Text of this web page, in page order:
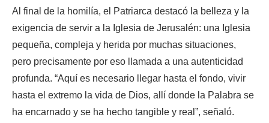
Al final de la homilía, el Patriarca destacó la belleza y la
exigencia de servir a la Iglesia de Jerusalén: una Iglesia
pequeña, compleja y herida por muchas situaciones,
pero precisamente por eso llamada a una autenticidad
profunda. “Aquí es necesario llegar hasta el fondo, vivir
hasta el extremo la vida de Dios, allí donde la Palabra se
ha encarnado y se ha hecho tangible y real”, señaló.